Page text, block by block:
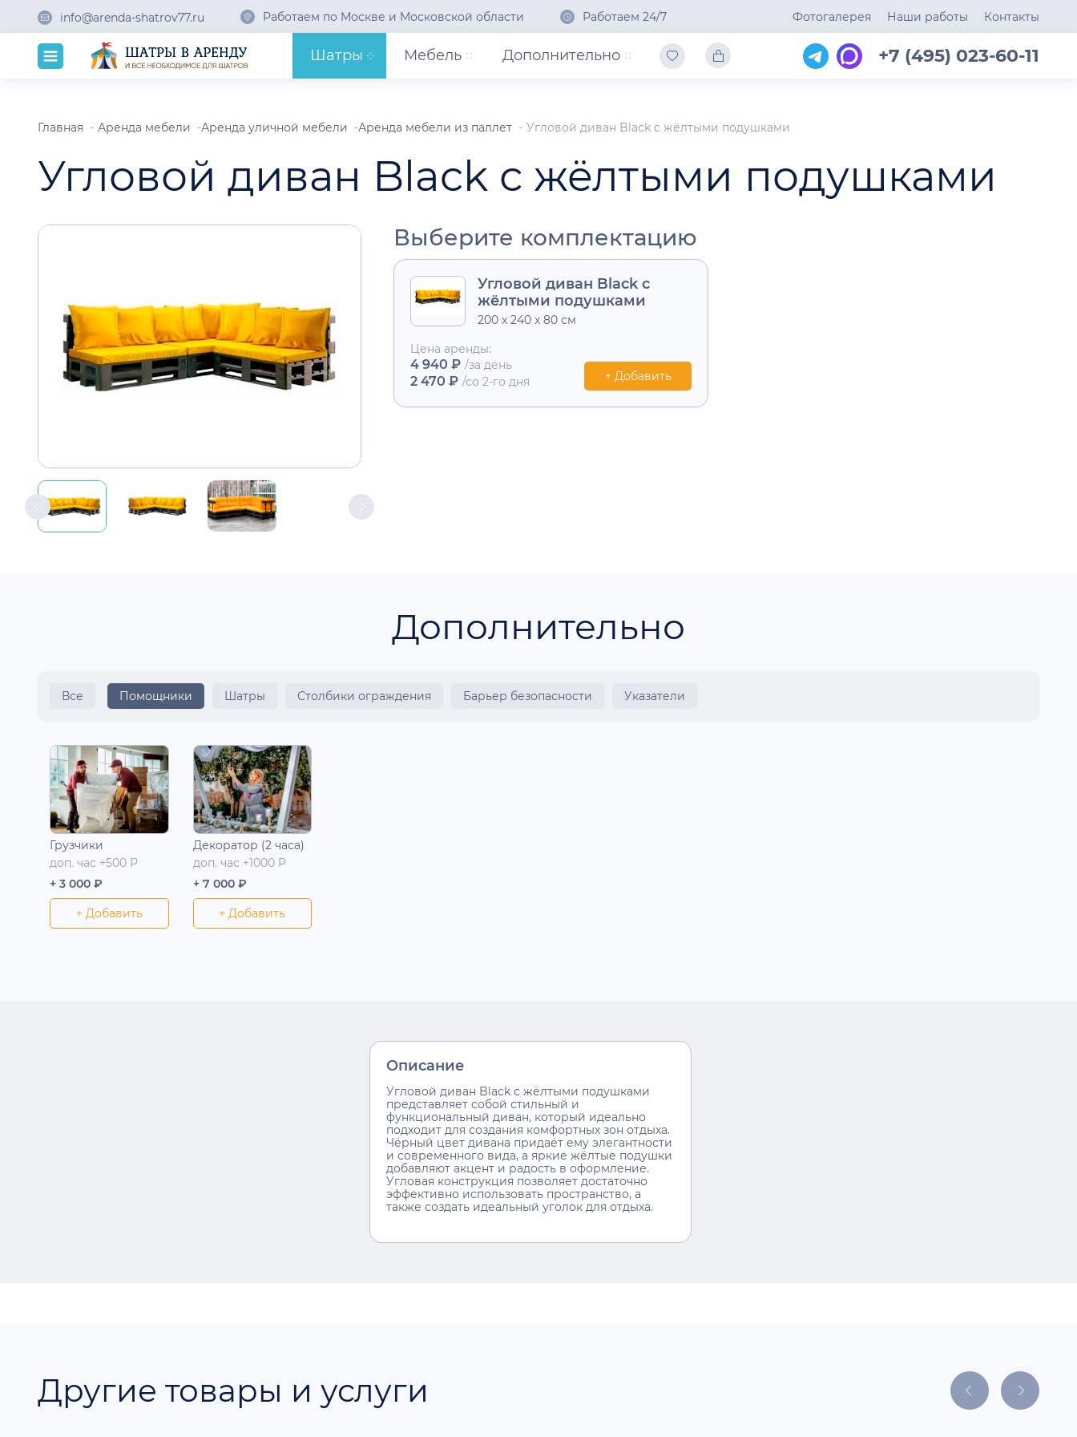
info@arenda-shatrov77.ru Работаем по Москве и Московской области Работаем 24/7 Фотогалерея Наши работы Контакты
Шатры Мебель Дополнительно +7 (495) 023-60-11
Главная Аренда мебели Аренда уличной мебели Аренда мебели из паллет Угловой диван Black с жёлтыми подушками
Угловой диван Black с жёлтыми подушками
Выберите комплектацию
Угловой диван Black с
жёлтыми подушками
200 x 240 x 80 см
Цена аренды:
4 940 ₽ /за день
2 470 ₽ /со 2-го дня + Добавить
Дополнительно
Все Помощники Шатры Столбики ограждения Барьер безопасности Указатели
Грузчики
доп. час +500 Р
+ 3 000 ₽
+ Добавить
Декоратор (2 часа)
доп. час +1000 Р
+ 7 000 ₽
+ Добавить
Описание
Угловой диван Black с жёлтыми подушками
представляет собой стильный и
функциональный диван, который идеально
подходит для создания комфортных зон отдыха.
Чёрный цвет дивана придаёт ему элегантности
и современного вида, а яркие жёлтые подушки
добавляют акцент и радость в оформление.
Угловая конструкция позволяет достаточно
эффективно использовать пространство, а
также создать идеальный уголок для отдыха.
Другие товары и услуги